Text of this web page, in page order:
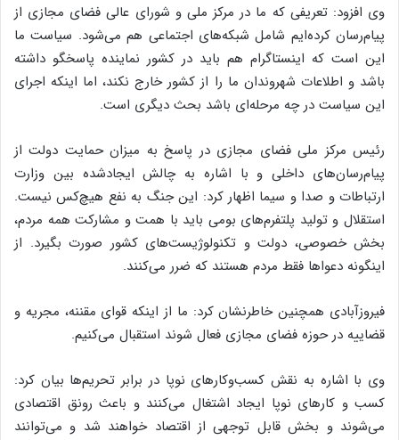
وی افزود: تعریفی که ما در مرکز ملی و شورای عالی فضای مجازی از
پیام‌رسان کرده‌ایم شامل شبکه‌های اجتماعی هم می‌شود. سیاست ما
این است که اینستاگرام هم باید در کشور نماینده پاسخگو داشته
باشد و اطلاعات شهروندان ما را از کشور خارج نکند، اما اینکه اجرای
این سیاست در چه مرحله‌ای باشد بحث دیگری است.
رئیس مرکز ملی فضای مجازی در پاسخ به میزان حمایت دولت از
پیام‌رسان‌های داخلی و با اشاره به چالش ایجادشده بین وزارت
ارتباطات و صدا و سیما اظهار کرد: این جنگ به نفع هیچ‌کس نیست.
استقلال و تولید پلتفرم‌های بومی باید با همت و مشارکت همه‌ مردم،
بخش خصوصی، دولت و تکنولوژیست‌های کشور صورت بگیرد. از
اینگونه دعواها فقط مردم هستند که ضرر می‌کنند.
فیروزآبادی همچنین خاطرنشان کرد: ما از اینکه قوای مقننه، مجریه و
قضاییه در حوزه فضای مجازی فعال شوند استقبال می‌کنیم.
وی با اشاره به نقش کسب‌وکارهای نوپا در برابر تحریم‌ها بیان کرد:
کسب و کارهای نوپا ایجاد اشتغال می‌کنند و باعث رونق اقتصادی
می‌شوند و بخش قابل توجهی از اقتصاد خواهند شد و می‌توانند